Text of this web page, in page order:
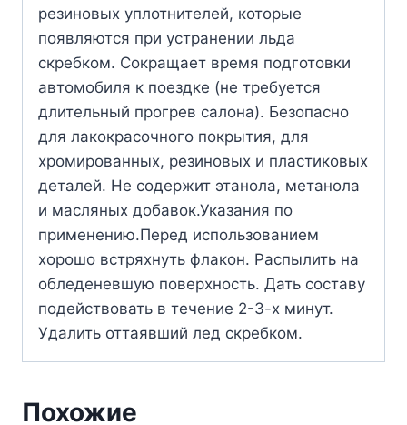
резиновых уплотнителей, которые
появляются при устранении льда
скребком. Сокращает время подготовки
автомобиля к поездке (не требуется
длительный прогрев салона). Безопасно
для лакокрасочного покрытия, для
хромированных, резиновых и пластиковых
деталей. Не содержит этанола, метанола
и масляных добавок.Указания по
применению.Перед использованием
хорошо встряхнуть флакон. Распылить на
обледеневшую поверхность. Дать составу
подействовать в течение 2-3-х минут.
Удалить оттаявший лед скребком.
Похожие